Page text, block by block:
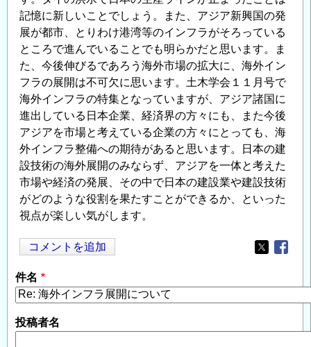
記憶に新しいことでしょう。また、アジア新興国の発
展が都市、とりわけ港湾等のインフラがそろっている
ところで進んでいることでも明らかだと思います。ま
た、今後伸びるであろう海外市場の拡大に、海外イン
フラの展開は不可欠に思います。土木学会１１月号で
海外インフラの特集となっていますが、アジア諸国に
進出している日本企業、経済界の方々にも、また今後
アジアを市場と考えている企業の方々にとっても、海
外インフラ整備への期待があると思います。日本の建
設技術の海外展開のみならず、アジアを一体と考えた
市場や経済の発展、その中で日本の建設業や建設技術
がどのような役割を果たすことができるか、といった
視点が楽しい気がします。
コメントを追加
Opens in
件名
投稿者名